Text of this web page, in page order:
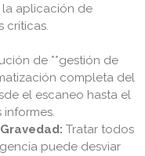
la aplicación de
críticas.
de **gestión de
completa del
el escaneo hasta el
Tratar todos
puede desviar